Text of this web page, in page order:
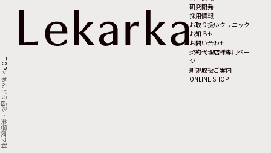
研究開発
採用情報
お取り扱いクリニック
お知らせ
お問い合わせ
契約代理店様専用ペー
ジ
新規取扱ご案内
ONLINE SHOP
TOP
>
あんどう歯科・美容皮フ科